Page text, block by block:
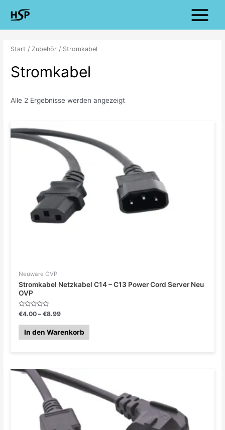
Inhalt
Main
Start /Zubehör / Stromkabel
Stromkabel
Alle 2 Ergebnisse werden angezeigt
Neuware OVP
Stromkabel Netzkabel C14 – C13 Power Cord Server Neu
OVP
Bewertet
mit
0
von
€4.00 –€8.99
€4.00
bis
€8.99
In den Warenkorb
Preisspanne:
€4.99
bis